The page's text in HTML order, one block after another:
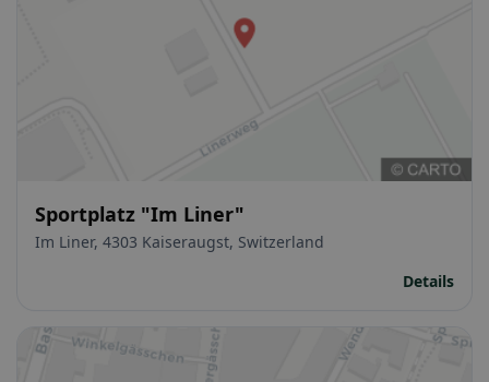
Sportplatz "Im Liner"
Im Liner, 4303 Kaiseraugst, Switzerland
Details